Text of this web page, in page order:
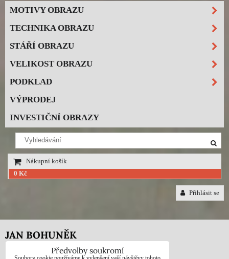
MOTIVY OBRAZU
TECHNIKA OBRAZU
STÁŘÍ OBRAZU
VELIKOST OBRAZU
PODKLAD
VÝPRODEJ
INVESTIČNÍ OBRAZY
Nákupní košík
0 Kč
Přihlásit se
JAN BOHUNĚK
Telefon: +420725021832
Předvolby soukromí